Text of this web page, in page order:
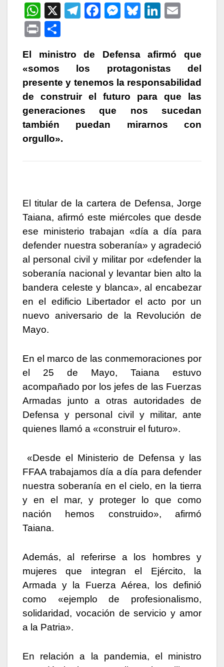
W
h
at
s
A
p
p
X
T
gr
a
m
F
e
b
o
o
k
M
s
e
n
er
Bl
s
k
y
Li
e
dI
n
P
nt m
p
ar
tir
El ministro de Defensa afirmó que
«somos los protagonistas del
presente y tenemos la responsabilidad
de construir el futuro para que las
generaciones que nos sucedan
también puedan mirarnos con
orgullo».
El titular de la cartera de Defensa, Jorge
Taiana, afirmó este miércoles que desde
ese ministerio trabajan «día a día para
defender nuestra soberanía» y agradeció
al personal civil y militar por «defender la
soberanía nacional y levantar bien alto la
bandera celeste y blanca», al encabezar
en el edificio Libertador el acto por un
nuevo aniversario de la Revolución de
Mayo.
En el marco de las conmemoraciones por
el 25 de Mayo, Taiana estuvo
acompañado por los jefes de las Fuerzas
Armadas junto a otras autoridades de
Defensa y personal civil y militar, ante
quienes llamó a «construir el futuro».
«Desde el Ministerio de Defensa y las
FFAA trabajamos día a día para defender
nuestra soberanía en el cielo, en la tierra
y en el mar, y proteger lo que como
nación hemos construido», afirmó
Taiana.
Además, al referirse a los hombres y
mujeres que integran el Ejército, la
Armada y la Fuerza Aérea, los definió
como «ejemplo de profesionalismo,
solidaridad, vocación de servicio y amor
a la Patria».
En relación a la pandemia, el ministro